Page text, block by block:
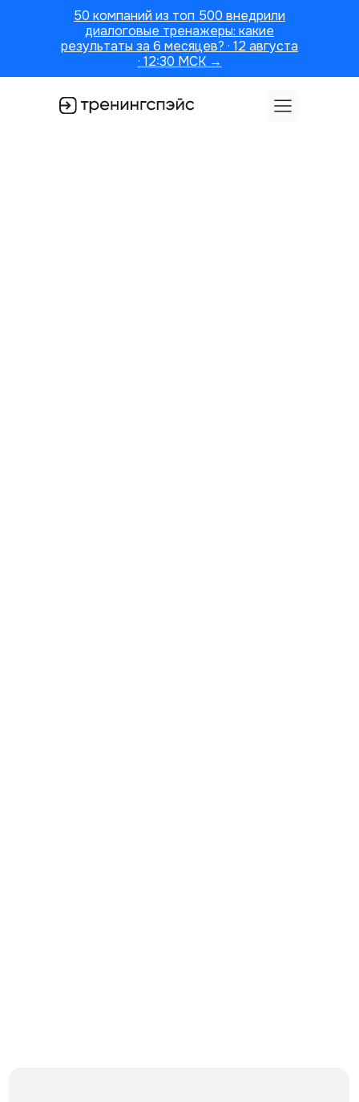
50 компаний из топ 500 внедрили
диалоговые тренажеры: какие
результаты за 6 месяцев? · 12 августа
· 12:30 МСК →